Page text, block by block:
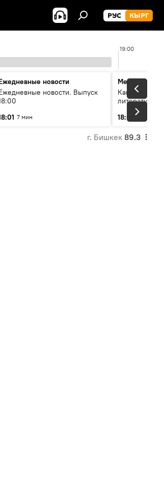
РУС КЫРГ
19:00
новости
новости. Выпуск
7 мин
Между строк
Как кошки
литературу
18:08
г. Бишкек 89.3